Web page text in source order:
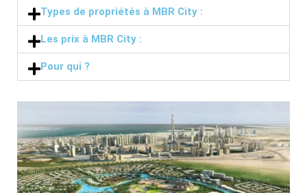
Types de propriétés à MBR City :
Les prix à MBR City :
Pour qui ?